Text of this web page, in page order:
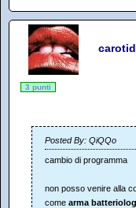
3 punti
Posted By: QiQQo
cambio di programma
non posso venire alla
come arma